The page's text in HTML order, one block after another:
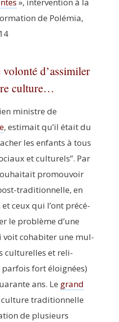
de Polé­mia,
volonté d’assimiler
culture…
ministre de
, esti­mait qu’il était du
les enfants à tous
et cultu­rels”. Par
pro­mou­voir
tra­di­tion­nelle, en
ceux qui l’ont pré­cé­
le pro­blème d’une
voit coha­bi­ter une mul­
cultu­relles et reli­
fort éloi­gnées)
ans. Le grand
tra­di­tion­nelle
de plu­sieurs